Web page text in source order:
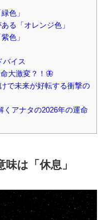
色」
る「オレンジ色」
色」
バイス
大激変？！🦋
で未来が好転する衝撃の
くアナタの2026年の運命
は「休息」